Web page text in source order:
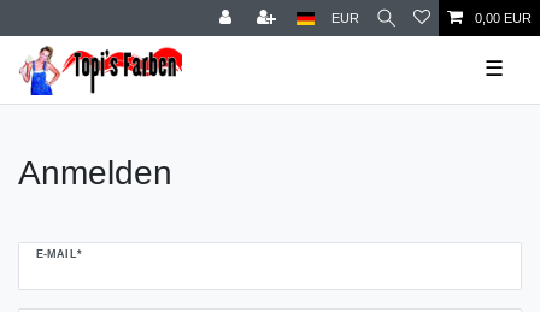
EUR 0,00 EUR
☰
Anmelden
E-MAIL*